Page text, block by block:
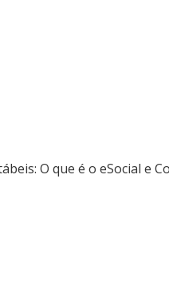
O que é o eSocial e